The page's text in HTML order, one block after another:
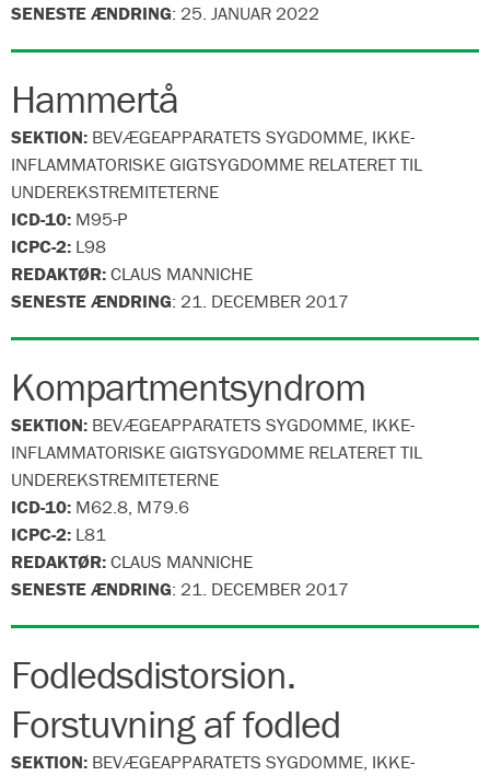
SENESTE ÆNDRING: 25. JANUAR 2022
Hammertå
SEKTION: BEVÆGEAPPARATETS SYGDOMME, IKKE-
INFLAMMATORISKE GIGTSYGDOMME RELATERET TIL
UNDEREKSTREMITETERNE
ICD-10: M95-P
ICPC-2: L98
REDAKTØR:CLAUS MANNICHE
SENESTE ÆNDRING: 21. DECEMBER 2017
Kompartmentsyndrom
SEKTION: BEVÆGEAPPARATETS SYGDOMME, IKKE-
INFLAMMATORISKE GIGTSYGDOMME RELATERET TIL
UNDEREKSTREMITETERNE
ICD-10: M62.8, M79.6
ICPC-2: L81
REDAKTØR:CLAUS MANNICHE
SENESTE ÆNDRING: 21. DECEMBER 2017
Fodledsdistorsion.
Forstuvning af fodled
SEKTION: BEVÆGEAPPARATETS SYGDOMME, IKKE-